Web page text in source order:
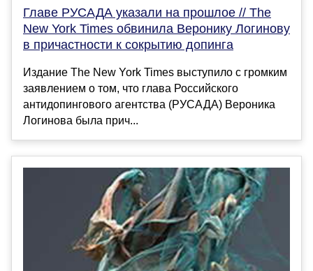
Главе РУСАДА указали на прошлое // The
New York Times обвинила Веронику Логинову
в причастности к сокрытию допинга
Издание The New York Times выступило с громким
заявлением о том, что глава Российского
антидопингового агентства (РУСАДА) Вероника
Логинова была прич...